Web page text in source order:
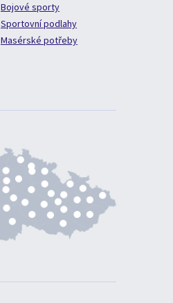
Bojové sporty
Sportovní podlahy
Masérské potřeby